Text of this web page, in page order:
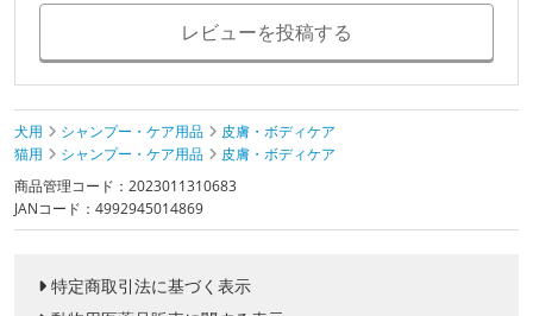
レビューを投稿する
犬用 シャンプー・ケア用品
皮膚・ボディケア
猫用
シャンプー・ケア用品
皮膚・ボディケア
商品管理コード：2023011310683
JANコード：4992945014869
特定商取引法に基づく表示